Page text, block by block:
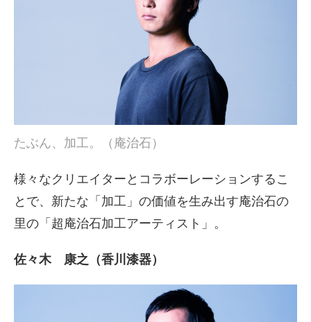
たぶん、加工。（庵治石）
様々なクリエイターとコラボーレーションするこ
とで、新たな「加工」の価値を生み出す庵治石の
里の「超庵治石加工アーティスト」。
佐々木 康之（香川漆器）